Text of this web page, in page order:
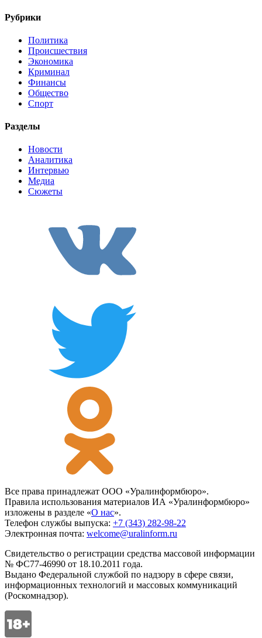
Рубрики
Политика
Происшествия
Экономика
Криминал
Финансы
Общество
Спорт
Разделы
Новости
Аналитика
Интервью
Медиа
Сюжеты
Все права принадлежат ООО «Уралинформбюро».
Правила использования материалов ИА «Уралинформбюро»
изложены в разделе «О нас».
Телефон службы выпуска: +7 (343) 282-98-22
Электронная почта: welcome@uralinform.ru
Свидетельство о регистрации средства массовой информации
№ ФС77-46990 от 18.10.2011 года.
Выдано Федеральной службой по надзору в сфере связи,
информационных технологий и массовых коммуникаций
(Роскомнадзор).